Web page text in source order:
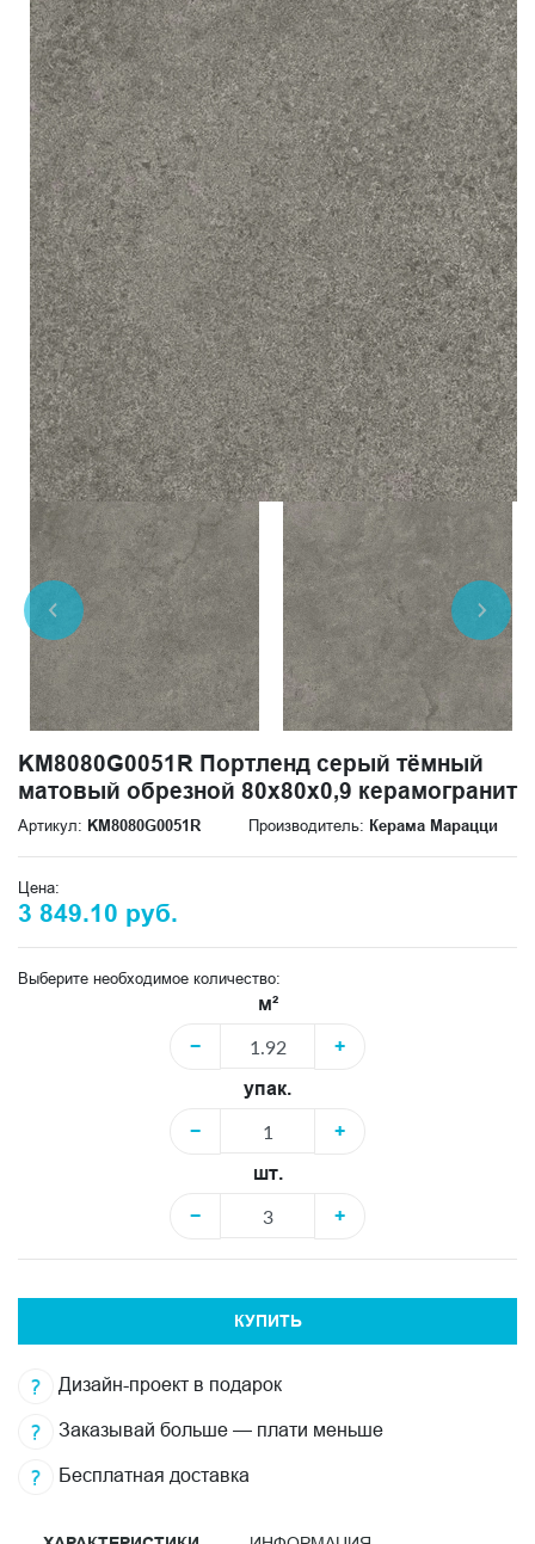
KM8080G0051R Портленд серый тёмный
матовый обрезной 80x80x0,9 керамогранит
Артикул: KM8080G0051R Производитель: Керама Марацци
Цена:
3 849.10 руб.
Выберите необходимое количество:
м²
−
+
упак.
−
+
шт.
−
+
КУПИТЬ
Дизайн-проект в подарок
Заказывай больше — плати меньше
Бесплатная доставка